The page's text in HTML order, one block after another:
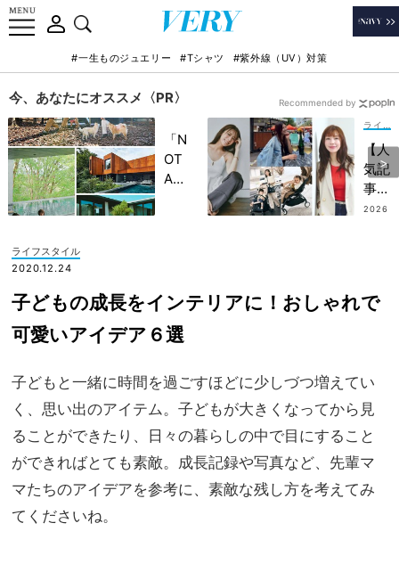
#一生ものジュエリー #Tシャツ #紫外線（UV）対策
今、あなたにオススメ〈PR〉
「N
OT
A
記憶
に一
生残
【極
上の
家族
旅】
【人
気記
事ベ
スト
ル
香さ
んが
を発
表！
貴重
なイ
2026
Recommended by
ライフスタイル
2020.12.24
子どもの成長をインテリアに！おしゃれで
可愛いアイデア６選
子どもと一緒に時間を過ごすほどに少しづつ増えてい
く、思い出のアイテム。子どもが大きくなってから見
ることができたり、日々の暮らしの中で目にすること
ができればとても素敵。成長記録や写真など、先輩マ
マたちのアイデアを参考に、素敵な残し方を考えてみ
てくださいね。